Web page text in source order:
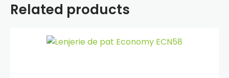
PERSOANA
(F1P42)
Related products
Adauga